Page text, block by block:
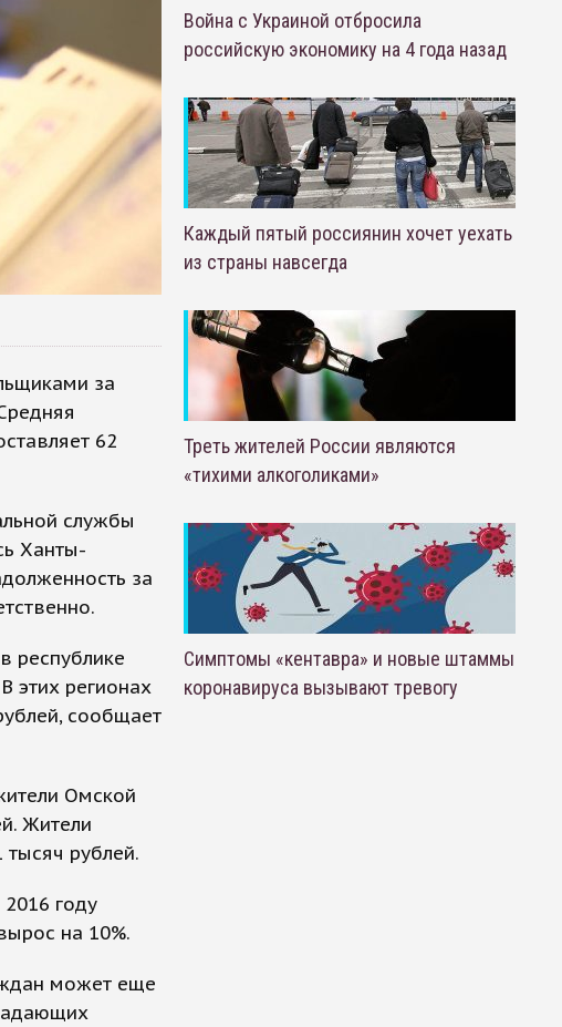
за
62
службы
Ханты-
за
республике
этих регионах
сообщает
Омской
Жители
рублей.
году
на 10%.
может еще
Война с Украиной отбросила
российскую экономику на 4 года назад
Каждый пятый россиянин хочет уехать
из страны навсегда
Треть жителей России являются
«тихими алкоголиками»
Симптомы «кентавра» и новые штаммы
коронавируса вызывают тревогу